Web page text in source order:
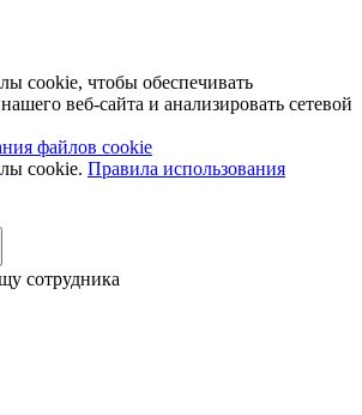
cookie, чтобы обеспечивать
веб-сайта и анализировать сетевой
файлов cookie
cookie. Правила использования
сотрудника